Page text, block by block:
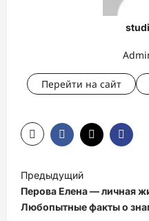
Перейти на сайт
Н
а
в
Предыдущий
Перова Елена — личная
Любопытные факты о